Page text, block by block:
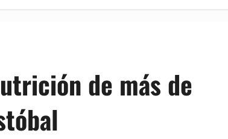
de más de